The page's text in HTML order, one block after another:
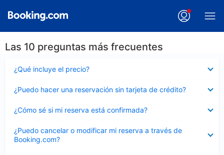
Las 10 preguntas más frecuentes
¿Qué incluye el precio?
cerrado
¿Puedo hacer una reservación sin tarjeta de crédito?
cerrado
¿Cómo sé si mi reserva está confirmada?
cerrado
¿Puedo cancelar o modificar mi reserva a través de
Booking.com?
cerrado